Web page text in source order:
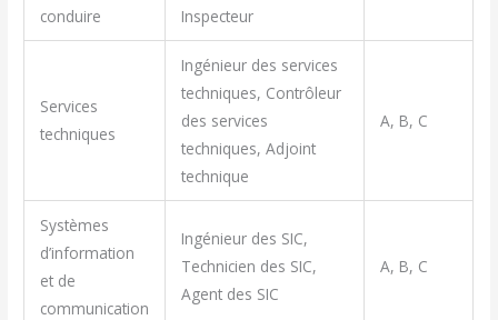
conduire
Inspecteur
Services
techniques
Ingénieur des services
techniques, Contrôleur
des services
techniques, Adjoint
technique
A, B, C
Systèmes
d’information
et de
communication
Ingénieur des SIC,
Technicien des SIC,
Agent des SIC
A, B, C